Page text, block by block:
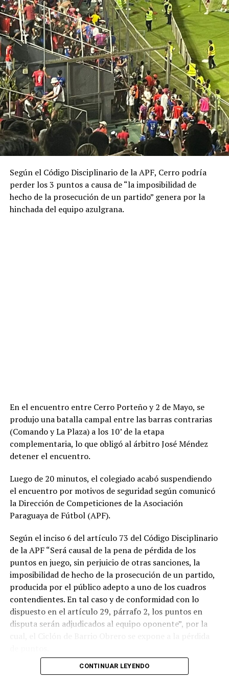
Según el Código Disciplinario de la APF, Cerro podría
perder los 3 puntos a causa de “la imposibilidad de
hecho de la prosecución de un partido” genera por la
hinchada del equipo azulgrana.
En el encuentro entre Cerro Porteño y 2 de Mayo, se
produjo una batalla campal entre las barras contrarias
(Comando y La Plaza) a los 10’ de la etapa
complementaria, lo que obligó al árbitro José Méndez
detener el encuentro.
Luego de 20 minutos, el colegiado acabó suspendiendo
el encuentro por motivos de seguridad según comunicó
la Dirección de Competiciones de la Asociación
Paraguaya de Fútbol (APF).
Según el inciso 6 del artículo 73 del Código Disciplinario
de la APF “Será causal de la pena de pérdida de los
puntos en juego, sin perjuicio de otras sanciones, la
imposibilidad de hecho de la prosecución de un partido,
producida por el público adepto a uno de los cuadros
contendientes. En tal caso y de conformidad con lo
dispuesto en el artículo 29, párrafo 2, los puntos en
disputa serán adjudicados al equipo oponente”, por la
CONTINUAR LEYENDO